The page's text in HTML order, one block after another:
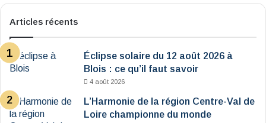
Articles récents
Éclipse solaire du 12 août 2026 à
Blois : ce qu’il faut savoir
4 août 2026
L’Harmonie de la région Centre-Val de
Loire championne du monde